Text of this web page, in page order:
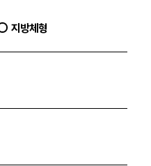
지방체형